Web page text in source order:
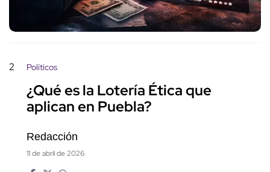
2 Políticos
¿Qué es la Lotería Ética que
aplican en Puebla?
Redacción
11 de abril de 2026